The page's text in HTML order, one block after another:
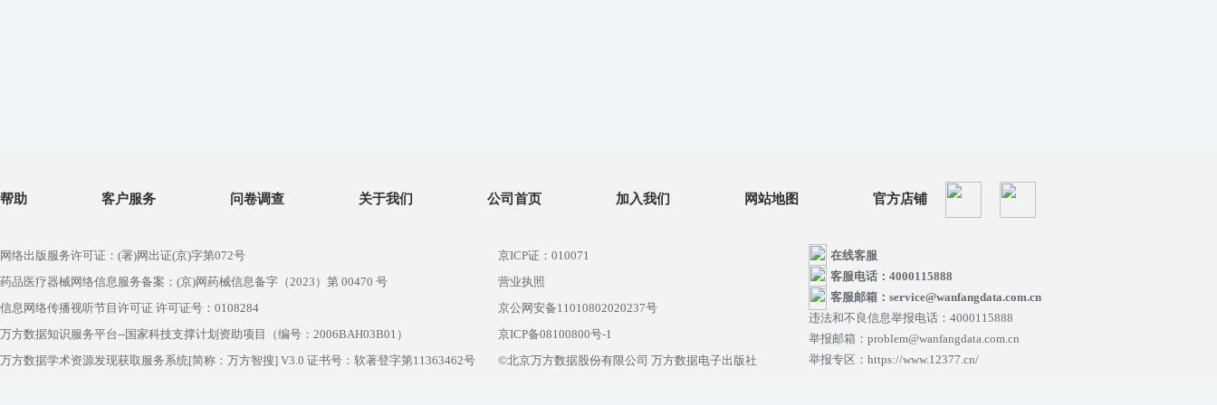
帮助 客户服务 问卷调查 关于我们 公司首页 加入我们 网站地图 官方店铺
网络出版服务许可证：(署)网出证(京)字第072号
药品医疗器械网络信息服务备案：(京)网药械信息备字（2023）第 00470 号
信息网络传播视听节目许可证 许可证号：0108284
万方数据知识服务平台--国家科技支撑计划资助项目（编号：2006BAH03B01）
万方数据学术资源发现获取服务系统[简称：万方智搜] V3.0 证书号：软著登字第11363462号
京ICP证：010071
营业执照
京公网安备11010802020237号
京ICP备08100800号-1
©北京万方数据股份有限公司 万方数据电子出版社
在线客服
客服电话：4000115888
客服邮箱：service@wanfangdata.com.cn
违法和不良信息举报电话：4000115888
举报邮箱：problem@wanfangdata.com.cn
举报专区：https://www.12377.cn/